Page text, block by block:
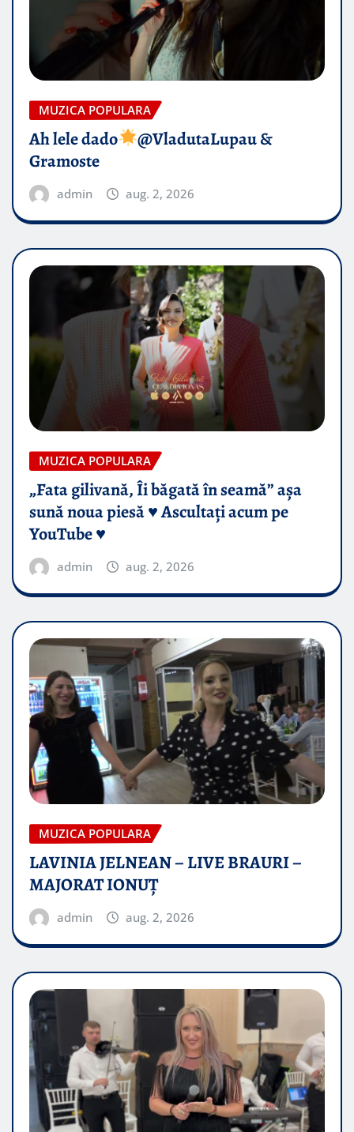
MUZICA POPULARA
Ah lele dado​
@VladutaLupau &
Gramoste
admin aug. 2, 2026
MUZICA POPULARA
„Fata gilivană, Îi băgată în seamă” așa
sună noua piesă ♥️ Ascultați acum pe
YouTube ♥️
admin aug. 2, 2026
MUZICA POPULARA
LAVINIA JELNEAN – LIVE BRAURI –
MAJORAT IONUŢ
admin aug. 2, 2026